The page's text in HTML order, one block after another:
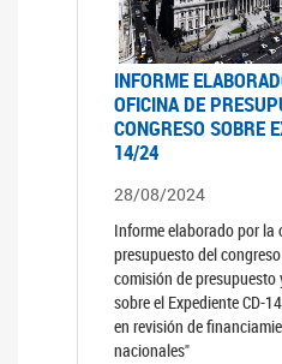
INFORME
OFICINA DE
CONGRESO SOBRE
14/24
28/08/2024
Informe elaborado por la
presupuesto del
comisión de presupuesto
sobre el Expediente CD-
en revisión de
nacionales"